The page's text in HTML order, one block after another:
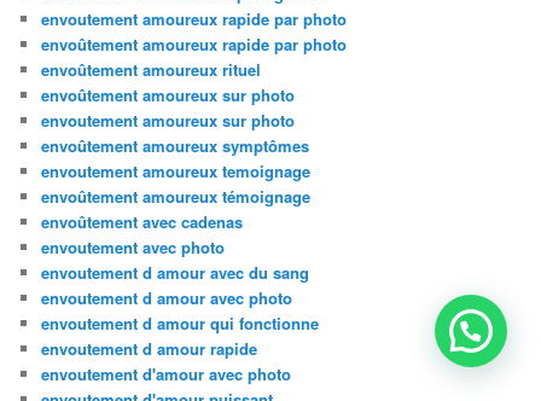
envoutement amoureux rapide par photo
envoûtement amoureux rapide par photo
envoûtement amoureux rituel
envoûtement amoureux sur photo
envoutement amoureux sur photo
envoûtement amoureux symptômes
envoutement amoureux temoignage
envoûtement amoureux témoignage
envoûtement avec cadenas
envoutement avec photo
envoutement d amour avec du sang
envoutement d amour avec photo
envoutement d amour qui fonctionne
envoutement d amour rapide
envoutement d'amour avec photo